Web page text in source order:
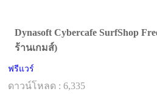
Dynasoft Cybercafe SurfShop
ร้านเกมส์)
ฟรีแวร์
ดาวน์โหลด : 6,335